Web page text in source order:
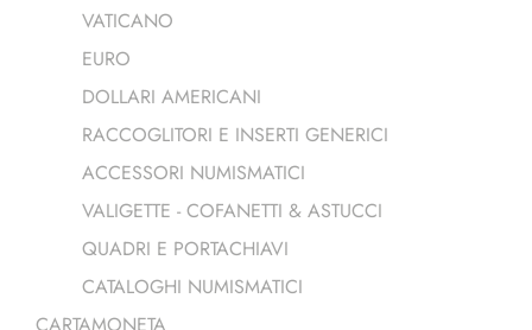
VATICANO
EURO
DOLLARI AMERICANI
RACCOGLITORI E INSERTI GENERICI
ACCESSORI NUMISMATICI
VALIGETTE - COFANETTI & ASTUCCI
QUADRI E PORTACHIAVI
CATALOGHI NUMISMATICI